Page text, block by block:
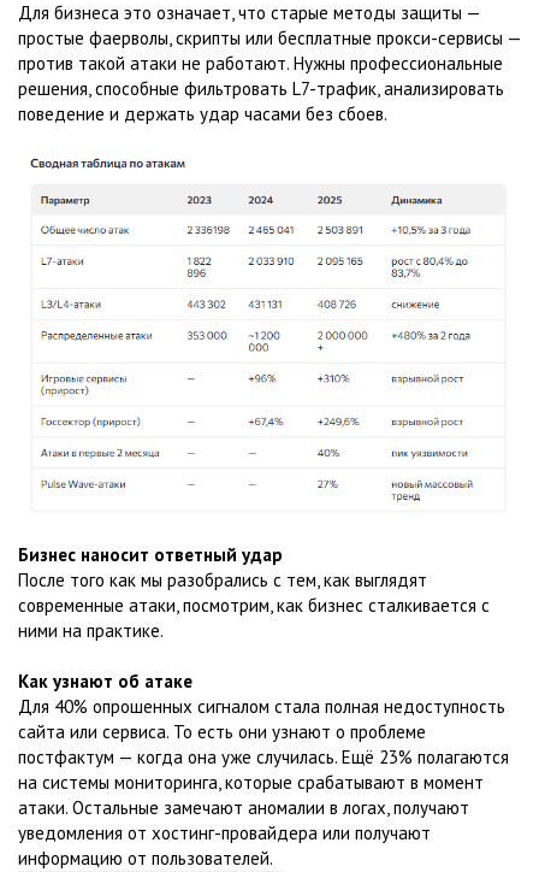
Для бизнеса это означает, что старые методы защиты —
простые фаерволы, скрипты или бесплатные прокси-сервисы —
против такой атаки не работают. Нужны профессиональные
решения, способные фильтровать L7-трафик, анализировать
поведение и держать удар часами без сбоев.
Бизнес наносит ответный удар
После того как мы разобрались с тем, как выглядят
современные атаки, посмотрим, как бизнес сталкивается с
ними на практике.
Как узнают об атаке
Для 40% опрошенных сигналом стала полная недоступность
сайта или сервиса. То есть они узнают о проблеме
постфактум — когда она уже случилась. Ещё 23% полагаются
на системы мониторинга, которые срабатывают в момент
атаки. Остальные замечают аномалии в логах, получают
уведомления от хостинг-провайдера или получают
информацию от пользователей.